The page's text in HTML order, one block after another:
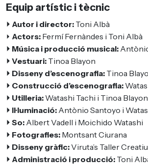
Equip artístic i tècnic
⏵ Autor i director: Toni Albà
⏵ Actors: Fermí Fernàndes i Toni Albà
⏵ Música i producció musical:
⏵ Vestuari: Tinoa Blayon
⏵ Disseny d’escenografia: Tinoa
⏵ Construcció d’escenografia:
⏵ Utilleria: Watashi Tachi i Tinoa Blayon
⏵ Il·luminació: Antònio Santoyo i
⏵ So: Albert Vadell i Moichido Watashi
⏵ Fotografies: Montsant Ciurana
⏵ Disseny gràfic:Viruta’s Taller Creatiu
⏵ Administració i producció: Toni